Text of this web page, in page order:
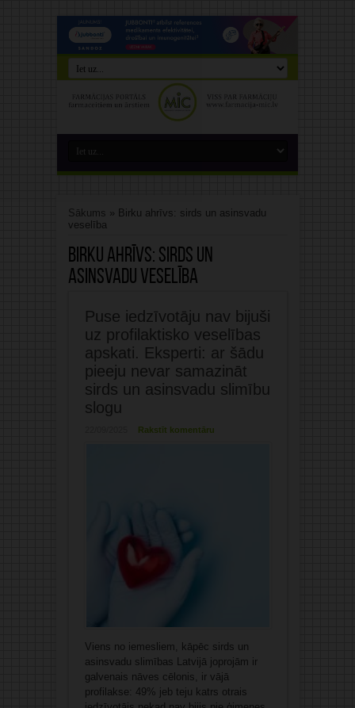
Sākums » Birku ahrīvs: sirds un asinsvadu
veselība
Birku ahrīvs: sirds un
asinsvadu veselība
Puse iedzīvotāju nav bijuši
uz profilaktisko veselības
apskati. Eksperti: ar šādu
pieeju nevar samazināt
sirds un asinsvadu slimību
slogu
Rakstīt komentāru
Viens no iemesliem, kāpēc sirds un
asinsvadu slimības Latvijā joprojām ir
galvenais nāves cēlonis, ir vājā
profilakse: 49% jeb teju katrs otrais